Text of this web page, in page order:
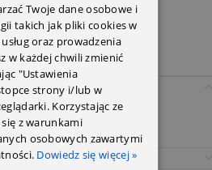
Twoje dane osobowe i
takich jak pliki cookies w
oraz prowadzenia
w każdej chwili zmienić
"Ustawienia
strony i/lub w
Korzystając ze
z warunkami
osobowych zawartymi
Dowiedz się więcej »